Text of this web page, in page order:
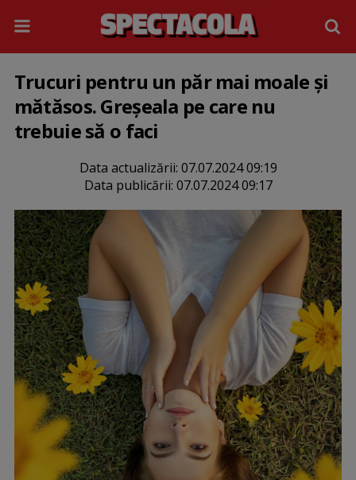
Trucuri pentru un păr mai moale și
mătăsos. Greșeala pe care nu
trebuie să o faci
Data actualizării: 07.07.2024 09:19
Data publicării: 07.07.2024 09:17